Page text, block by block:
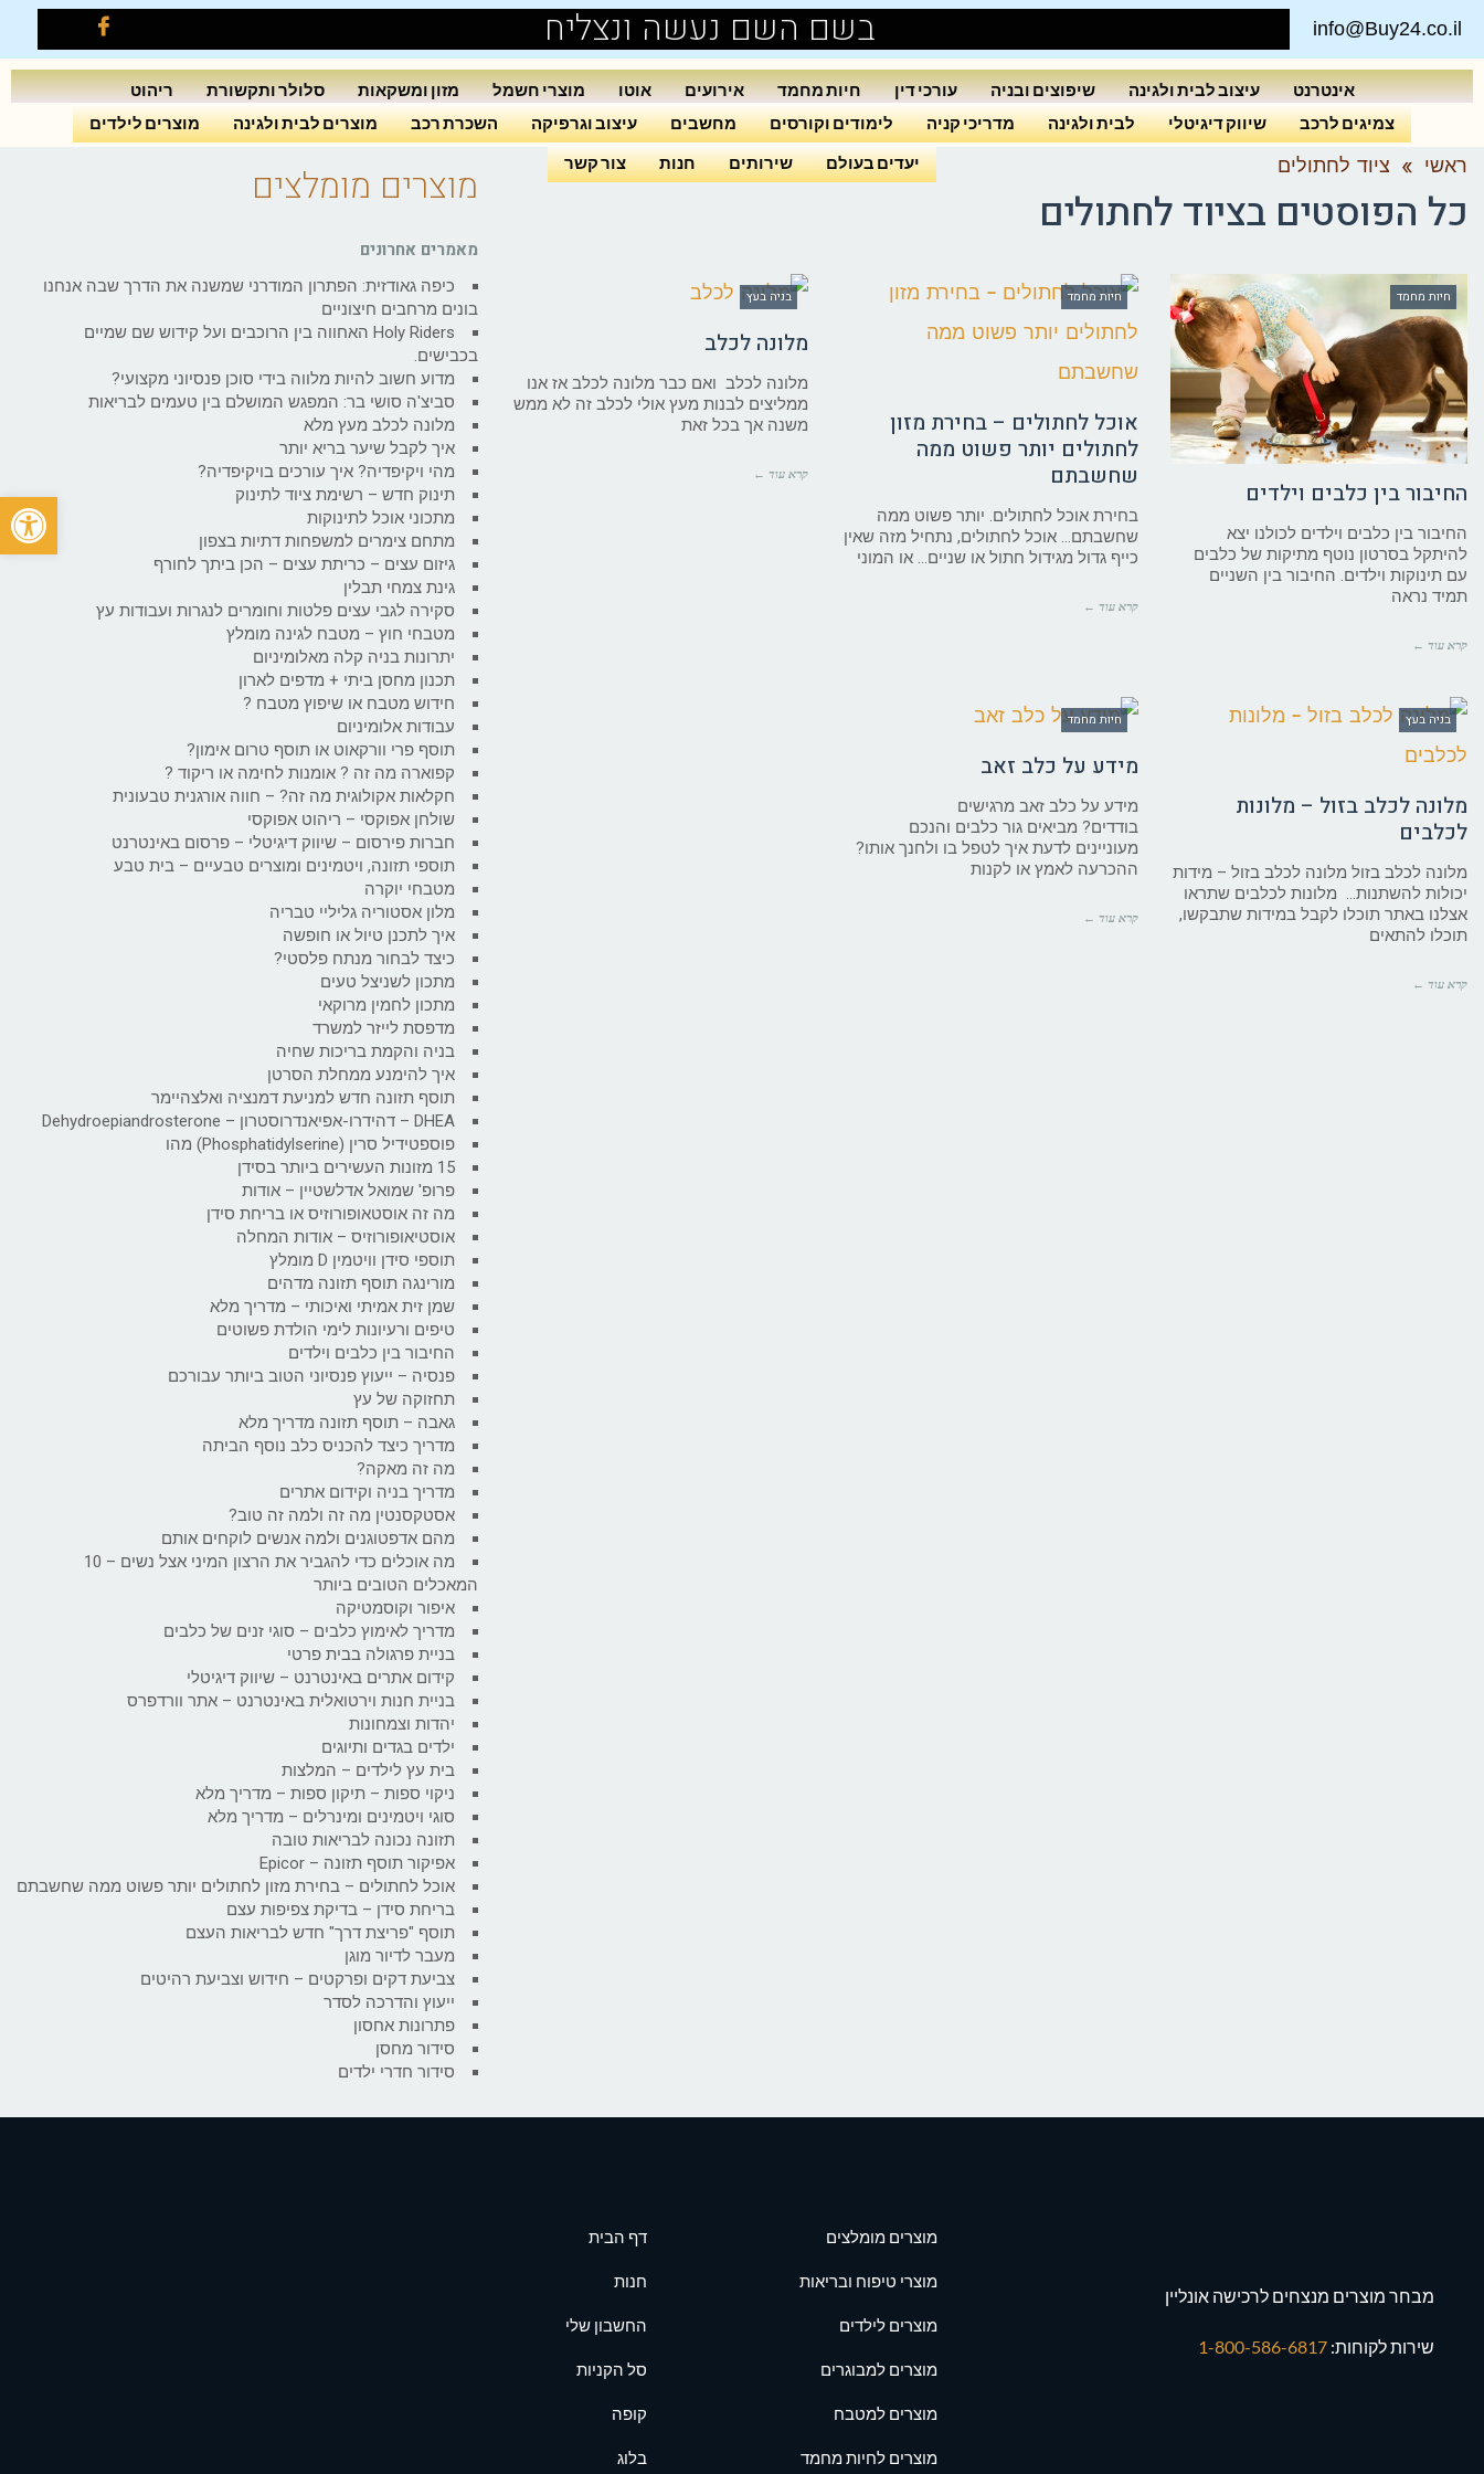
info@Buy24.co.il בשם השם נעשה ונצליח
אינטרנט עיצוב לבית ולגינה שיפוצים ובניה עורכי דין חיות מחמד אירועים אוטו מוצרי חשמל מזון ומשקאות סלולר ותקשורת
ריהוט
צמיגים לרכב
שיווק דיגיטלי לבית ולגינה מדריכי קניה לימודים וקורסים מחשבים עיצוב וגרפיקה השכרת רכב מוצרים לבית ולגינה
מוצרים לילדים
יעדים בעולם
שירותים חנות צור קשר ראשי » ציוד לחתולים
כל הפוסטים בציוד לחתולים
חיות מחמד
החיבור בין כלבים וילדים
החיבור בין כלבים וילדים לכולנו יצא
להיתקל בסרטון נוטף מתיקות של כלבים
עם תינוקות וילדים. החיבור בין השניים
תמיד נראה
קרא עוד ←
חיות מחמד
אוכל לחתולים – בחירת מזון
לחתולים יותר פשוט ממה
שחשבתם
בחירת אוכל לחתולים. יותר פשוט ממה
שחשבתם… אוכל לחתולים, נתחיל מזה שאין
כייף גדול מגידול חתול או שניים… או המוני
קרא עוד ←
בניה בעץ
מלונה לכלב
מלונה לכלב ואם כבר מלונה לכלב אז אנו
ממליצים לבנות מעץ אולי לכלב זה לא ממש
משנה אך בכל זאת
קרא עוד ←
בניה בעץ
מלונה לכלב בזול – מלונות
לכלבים
מלונה לכלב בזול מלונה לכלב בזול – מידות
יכולות להשתנות… מלונות לכלבים שתראו
אצלנו באתר תוכלו לקבל במידות שתבקשו,
תוכלו להתאים
קרא עוד ←
חיות מחמד
מידע על כלב זאב
מידע על כלב זאב מרגישים
בודדים? מביאים גור כלבים והנכם
מעוניינים לדעת איך לטפל בו ולחנך אותו?
ההכרעה לאמץ או לקנות
קרא עוד ←
מוצרים מומלצים
מאמרים אחרונים
כיפה גאודזית: הפתרון המודרני שמשנה את הדרך שבה אנחנו
בונים מרחבים חיצוניים
Holy Riders האחווה בין הרוכבים ועל קידוש שם שמיים
בכבישים.
מדוע חשוב להיות מלווה בידי סוכן פנסיוני מקצועי?
סביצ'ה סושי בר: המפגש המושלם בין טעמים לבריאות
מלונה לכלב מעץ מלא
איך לקבל שיער בריא יותר
מהי ויקיפדיה? איך עורכים בויקיפדיה?
תינוק חדש – רשימת ציוד לתינוק
מתכוני אוכל לתינוקות
מתחם צימרים למשפחות דתיות בצפון
גיזום עצים – כריתת עצים – הכן ביתך לחורף
גינת צמחי תבלין
סקירה לגבי עצים פלטות וחומרים לנגרות ועבודות עץ
מטבחי חוץ – מטבח לגינה מומלץ
יתרונות בניה קלה מאלומיניום
תכנון מחסן ביתי + מדפים לארון
חידוש מטבח או שיפוץ מטבח ?
עבודות אלומיניום
תוסף פרי וורקאוט או תוסף טרום אימון?
קפוארה מה זה ? אומנות לחימה או ריקוד ?
חקלאות אקולוגית מה זה? – חווה אורגנית טבעונית
שולחן אפוקסי – ריהוט אפוקסי
חברות פירסום – שיווק דיגיטלי – פרסום באינטרנט
תוספי תזונה, ויטמינים ומוצרים טבעיים – בית טבע
מטבחי יוקרה
מלון אסטוריה גליליי טבריה
איך לתכנן טיול או חופשה
כיצד לבחור מנתח פלסטי?
מתכון לשניצל טעים
מתכון לחמין מרוקאי
מדפסת לייזר למשרד
בניה והקמת בריכות שחיה
איך להימנע ממחלת הסרטן
תוסף תזונה חדש למניעת דמנציה ואלצהיימר
DHEA – דהידרו-אפיאנדרוסטרון – Dehydroepiandrosterone
פוספטידיל סרין (Phosphatidylserine) מהו
15 מזונות העשירים ביותר בסידן
פרופ' שמואל אדלשטיין – אודות
מה זה אוסטאופורוזיס או בריחת סידן
אוסטיאופורוזיס – אודות המחלה
תוספי סידן וויטמין D מומלץ
מורינגה תוסף תזונה מדהים
שמן זית אמיתי ואיכותי – מדריך מלא
טיפים ורעיונות לימי הולדת פשוטים
החיבור בין כלבים וילדים
פנסיה – ייעוץ פנסיוני הטוב ביותר עבורכם
תחזוקה של עץ
גאבה – תוסף תזונה מדריך מלא
מדריך כיצד להכניס כלב נוסף הביתה
מה זה מאקה?
מדריך בניה וקידום אתרים
אסטקסנטין מה זה ולמה זה טוב?
מהם אדפטוגנים ולמה אנשים לוקחים אותם
מה אוכלים כדי להגביר את הרצון המיני אצל נשים – 10
המאכלים הטובים ביותר
איפור וקוסמטיקה
מדריך לאימוץ כלבים – סוגי זנים של כלבים
בניית פרגולה בבית פרטי
קידום אתרים באינטרנט – שיווק דיגיטלי
בניית חנות וירטואלית באינטרנט – אתר וורדפרס
יהדות וצמחונות
ילדים בגדים ותיוגים
בית עץ לילדים – המלצות
ניקוי ספות – תיקון ספות – מדריך מלא
סוגי ויטמינים ומינרלים – מדריך מלא
תזונה נכונה לבריאות טובה
אפיקור תוסף תזונה – Epicor
אוכל לחתולים – בחירת מזון לחתולים יותר פשוט ממה שחשבתם
בריחת סידן – בדיקת צפיפות עצם
תוסף "פריצת דרך" חדש לבריאות העצם
מעבר לדיור מוגן
צביעת דקים ופרקטים – חידוש וצביעת רהיטים
ייעוץ והדרכה לסדר
פתרונות אחסון
סידור מחסן
סידור חדרי ילדים
מבחר מוצרים מנצחים לרכישה אונליין
שירות לקוחות:
מוצרים מומלצים
מוצרי טיפוח ובריאות
מוצרים לילדים
מוצרים למבוגרים
מוצרים למטבח
מוצרים לחיות מחמד
דף הבית
חנות
החשבון שלי
סל הקניות
קופה
בלוג